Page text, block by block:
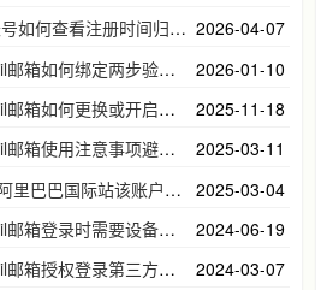
谷歌Google账号如何查看注册时间归属地等详细的信息 2026-04-07
谷歌账号Gmail邮箱如何绑定两步验证备用电话号码 2026-01-10
谷歌账号Gmail邮箱如何更换或开启两步身份验证器app下载密钥2FA 2025-11-18
谷歌账号Gmail邮箱使用注意事项避免被风控无法登录 2025-03-11
谷歌账号登录阿里巴巴国际站该账户不支持自助验证请联系客服帮您恢复账户 2025-03-04
谷歌账号Gmail邮箱登录时需要设备验证如何删除之前的设备 2024-06-19
谷歌账号Gmail邮箱授权登录第三方应用网页的原理相互之间的关系 2024-03-07